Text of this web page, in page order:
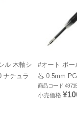
ル 木軸シ
ナチュラ
#オート ボー
芯 0.5mm
商品コード
小売価格